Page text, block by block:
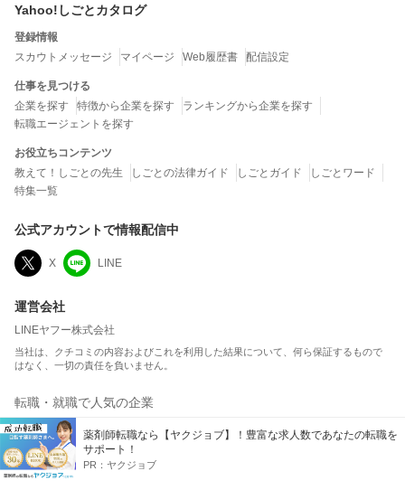
薬剤師転職なら【ヤクジョブ】！豊富な求人数であなたの転職を
サポート！
PR： ヤクジョブ
Yahoo!しごとカタログ
登録情報
スカウトメッセージ
マイページ Web履歴書 配信設定
仕事を見つける
企業を探す
特徴から企業を探す
ランキングから企業を探す
転職エージェントを探す
お役立ちコンテンツ
教えて！しごとの先生
しごとの法律ガイド しごとガイド
しごとワード
特集一覧
公式アカウントで情報配信中
X LINE
運営会社
LINEヤフー株式会社
当社は、クチコミの内容およびこれを利用した結果について、何ら保証するもので
はなく、一切の責任を負いません。
転職・就職で人気の企業
平均年収ランキング
ボーナス額ランキング
総合満足度ランキング